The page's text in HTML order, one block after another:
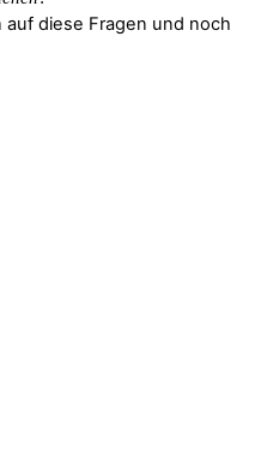
diese Fragen und noch